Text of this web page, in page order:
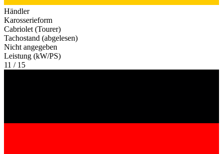
Händler
Karosserieform
Cabriolet (Tourer)
Tachostand (abgelesen)
Nicht angegeben
Leistung (kW/PS)
11 / 15